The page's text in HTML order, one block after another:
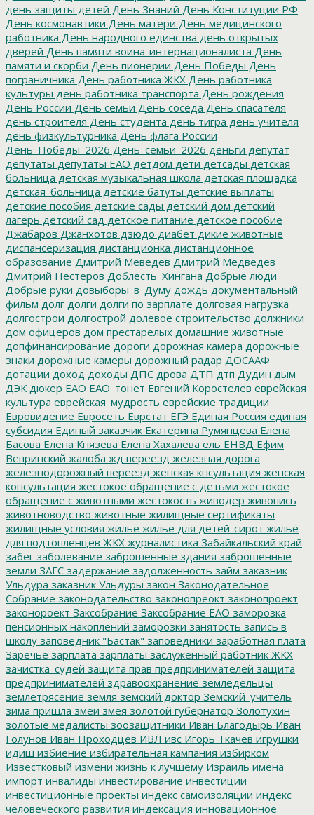
день защиты детей День Знаний День Конституции РФ
День космонавтики День матери День медицинского
работника День народного единства день открытых
дверей День памяти воина-интернационалиста День
памяти и скорби День пионерии День Победы День
пограничника День работника ЖКХ День работника
культуры день работника транспорта День рождения
День России День семьи День соседа День спасателя
день строителя День студента день тигра день учителя
день физкультурника День флага России
День_Победы_2026 День_семьи_2026 деньги депутат
депутаты депутаты ЕАО детдом дети детсады детская
больница детская музыкальная школа детская площадка
детская_больница детские батуты детские выплаты
детские пособия детские сады детский дом детский
лагерь детский сад детское питание детское пособие
Джабаров Джанхотов дзюдо диабет дикие животные
диспансеризация дистанционка дистанционное
образование Дмитрий Меведев Дмитрий Медведев
Дмитрий Нестеров Доблесть_Хингана Добрые люди
Добрые руки довыборы_в_Думу дождь документальный
фильм долг долги долги по зарплате долговая нагрузка
долгострои долгострой долевое строительство должники
дом офицеров дом престарелых домашние животные
допфинансирование дороги дорожная камера дорожные
знаки дорожные камеры дорожный радар ДОСААФ
дотации доход доходы ДПС дрова ДТП дтп Дудин дым
ДЭК дюкер ЕАО ЕАО_тонет Евгений Коростелев еврейская
культура еврейская_мудрость еврейские традиции
Евровидение Евросеть Еврстат ЕГЭ Единая Россия единая
субсидия Единый заказчик Екатерина Румянцева Елена
Басова Елена Князева Елена Хахалева ель ЕНВД Ефим
Вепринский жалоба жд переезд железная дорога
железнодорожный переезд женская кнсультация женская
консультация жестокое обращение с детьми жестокое
обращение с животными жестокость живодер живопись
животноводство животные жилищные сертификаты
жилищные условия жилье жилье для детей-сирот жильё
для подтопленцев ЖКХ журналистика Забайкальский край
забег заболевание заброшенные здания заброшенные
земли ЗАГС задержание задолженность займ заказник
Ульдура заказник Ульдуры закон Законодательное
Собрание законодательство законопреокт законопроект
законороект Заксобрание Заксобрание ЕАО заморозка
пенсионных накоплений заморозки занятость запись в
школу заповедник "Бастак" заповедники заработная плата
Заречье зарплата зарплаты заслуженный работник ЖКХ
зачистка_судей защита прав предпринимателей защита
предпринимателей здравоохранение земледельцы
землетрясение земля земский доктор Земский_учитель
зима пришла змеи змея золотой губернатор Золотухин
золотые медалисты зоозащитники Иван Благодырь Иван
Голунов Иван Проходцев ИВЛ ивс Игорь Ткачев игрушки
идиш избиение избирательная кампания избирком
Известковый измени жизнь к лучшему Израиль имена
импорт инвалиды инвестирование инвестиции
инвестиционные проекты индекс самоизоляции индекс
человеческого развития индексация инновационное